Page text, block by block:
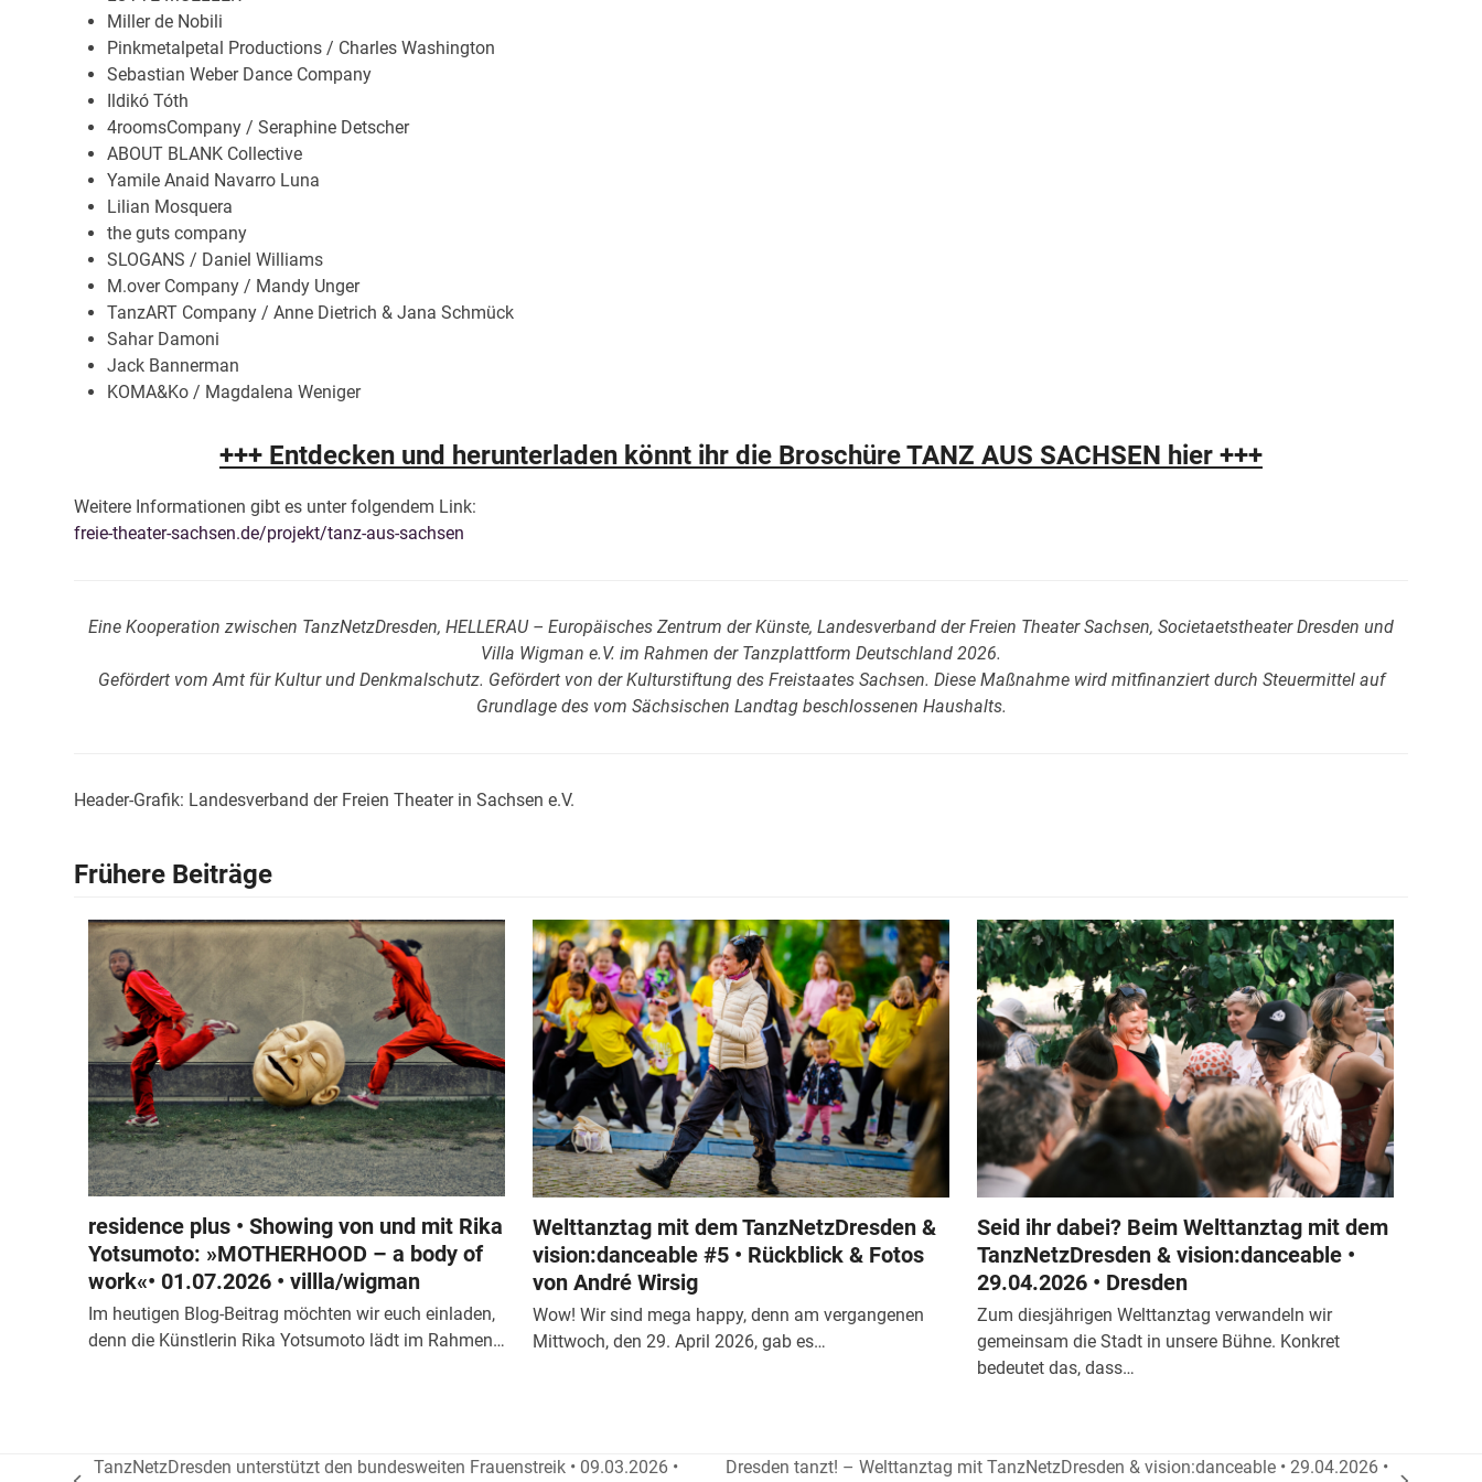
Miller de Nobili
Pinkmetalpetal Productions / Charles Washington
Sebastian Weber Dance Company
Ildikó Tóth
4roomsCompany / Seraphine Detscher
ABOUT BLANK Collective
Yamile Anaid Navarro Luna
Lilian Mosquera
the guts company
SLOGANS / Daniel Williams
M.over Company / Mandy Unger
TanzART Company / Anne Dietrich & Jana Schmück
Sahar Damoni
Jack Bannerman
KOMA&Ko / Magdalena Weniger
+++ Entdecken und herunterladen könnt ihr die Broschüre TANZ AUS SACHSEN hier +++
Weitere Informationen gibt es unter folgendem Link:
freie-theater-sachsen.de/projekt/tanz-aus-sachsen
Eine Kooperation zwischen TanzNetzDresden, HELLERAU – Europäisches Zentrum der Künste, Landesverband der Freien Theater Sachsen, Societaetstheater Dresden und
Villa Wigman e.V. im Rahmen der Tanzplattform Deutschland 2026.
Gefördert vom Amt für Kultur und Denkmalschutz. Gefördert von der Kulturstiftung des Freistaates Sachsen. Diese Maßnahme wird mitfinanziert durch Steuermittel auf
Grundlage des vom Sächsischen Landtag beschlossenen Haushalts.
Header-Grafik: Landesverband der Freien Theater in Sachsen e.V.
Frühere Beiträge
residence plus • Showing von und mit Rika
Yotsumoto: »MOTHERHOOD – a body of
work«• 01.07.2026 • villla/wigman
Im heutigen Blog-Beitrag möchten wir euch einladen,
denn die Künstlerin Rika Yotsumoto lädt im Rahmen…
Welttanztag mit dem TanzNetzDresden &
vision:danceable #5 • Rückblick & Fotos
von André Wirsig
Wow! Wir sind mega happy, denn am vergangenen
Mittwoch, den 29. April 2026, gab es…
Seid ihr dabei? Beim Welttanztag mit dem
TanzNetzDresden & vision:danceable •
29.04.2026 • Dresden
Zum diesjährigen Welttanztag verwandeln wir
gemeinsam die Stadt in unsere Bühne. Konkret
bedeutet das, dass…
TanzNetzDresden unterstützt den bundesweiten Frauenstreik • 09.03.2026 •
Dresden tanzt! – Welttanztag mit TanzNetzDresden & vision:danceable • 29.04.2026 •